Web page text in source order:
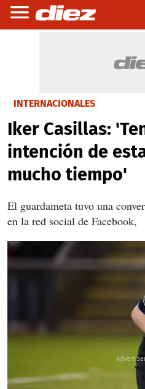
INTERNACIONALES
Iker Casillas:
intención de
mucho tiempo'
El guardameta tuvo una
en la red social de Facebook,